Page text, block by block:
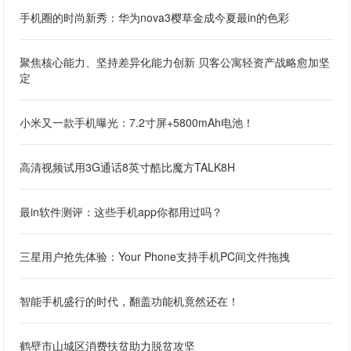
手机圈的时尚新秀：华为nova3樱草金成今夏最in的色彩
聚焦核心能力、坚持差异化能力创新 贝客公寓轻资产战略愈加坚
定
小米又一款手机曝光：7.2寸屏+5800mAh电池！
高清视频试用3G通话8英寸酷比魔方TALK8H
最in软件测评：这些手机app你都用过吗？
三星用户抢先体验：Your Phone支持手机PC间文件拖拽
智能手机盛行的时代，翻盖功能机竟然还在！
鹤壁市山城区消费扶贫助力脱贫攻坚